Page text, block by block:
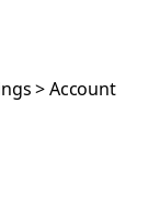
> Account